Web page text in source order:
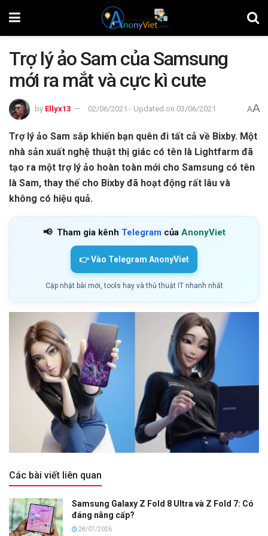
Trợ lý ảo Sam của Samsung
mới ra mắt và cực kì cute
by Ellyx13 02/06/2021 - Updated on 03/06/2021 AA
Trợ lý ảo Sam sắp khiến bạn quên đi tất cả về Bixby. Một
nhà sản xuất nghệ thuật thị giác có tên là Lightfarm đã
tạo ra một trợ lý ảo hoàn toàn mới cho Samsung có tên
là Sam, thay thế cho Bixby đã hoạt động rất lâu và
không có hiệu quả.
📢 Tham gia kênh Telegram của AnonyViet
👉 Vào Telegram AnonyViet
Cập nhật bài mới, tools hay và thủ thuật IT nhanh nhất
Các bài viết liên quan
Samsung Galaxy Z Fold 8 Ultra và Z Fold 7: Có
đáng nâng cấp?
28/07/2026